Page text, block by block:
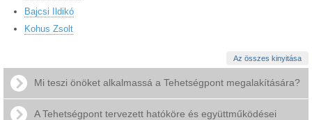
Bajcsi Ildikó
Kohus Zsolt
Az összes kinyitása
Mi teszi önöket alkalmassá a Tehetségpont megalakítására?
A Tehetségpont tervezett hatóköre és együttműködései